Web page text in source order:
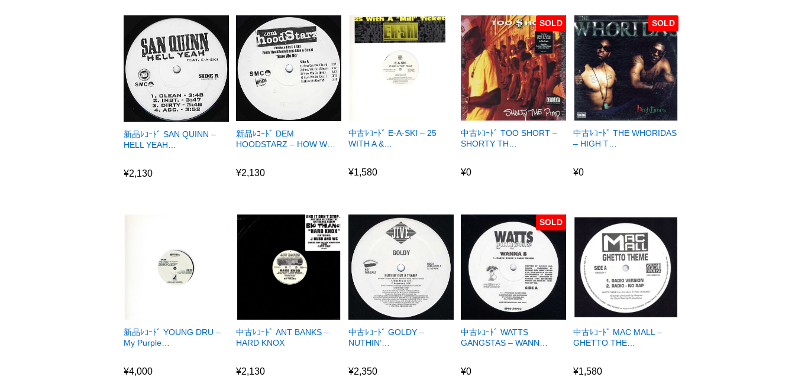
新品ﾚｺｰﾄﾞ SAN QUINN –
HELL YEAH…
¥2,130
新品ﾚｺｰﾄﾞ DEM
HOODSTARZ – HOW W…
¥2,130
中古ﾚｺｰﾄﾞ E-A-SKI – 25
WITH A &…
¥1,580
SOLD
中古ﾚｺｰﾄﾞ TOO SHORT –
SHORTY TH…
¥0
SOLD
中古ﾚｺｰﾄﾞ THE WHORIDAS
– HIGH T…
¥0
新品ﾚｺｰﾄﾞ YOUNG DRU –
My Purple…
¥4,000
中古ﾚｺｰﾄﾞ ANT BANKS –
HARD KNOX
¥2,130
中古ﾚｺｰﾄﾞ GOLDY –
NUTHIN’…
¥2,350
SOLD
中古ﾚｺｰﾄﾞ WATTS
GANGSTAS – WANN…
¥0
中古ﾚｺｰﾄﾞ MAC MALL –
GHETTO THE…
¥1,580